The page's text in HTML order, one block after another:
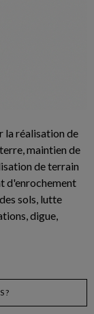
la réalisation de
maintien de
de terrain
d'enrochement
sols, lutte
digue,
?